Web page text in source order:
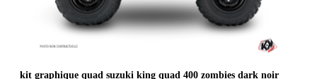
kit graphique quad suzuki king quad 400 zombies dark noir